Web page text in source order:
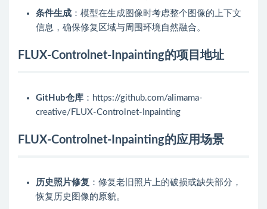
条件生成 ：模型在生成图像时考虑整个图像的上下文
信息，确保修复区域与周围环境自然融合。
FLUX-Controlnet-Inpainting的项目地址
GitHub仓库 ：https://github.com/alimama-
creative/FLUX-Controlnet-Inpainting
FLUX-Controlnet-Inpainting的应用场景
历史照片修复 ：修复老旧照片上的破损或缺失部分，
恢复历史图像的原貌。